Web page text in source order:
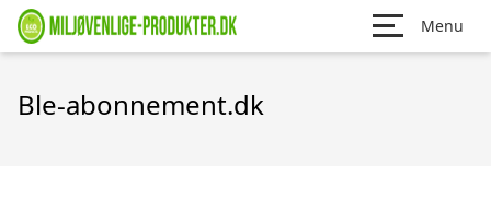
Menu
Ble-abonnement.dk